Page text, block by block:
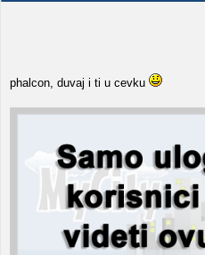
phalcon, duvaj i ti u cevku